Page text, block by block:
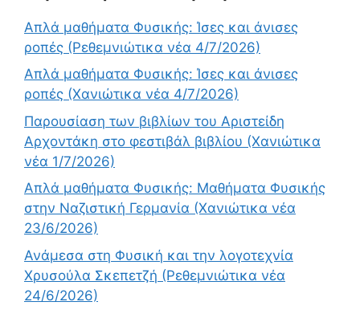
Απλά μαθήματα Φυσικής: Ίσες και άνισες
ροπές (Ρεθεμνιώτικα νέα 4/7/2026)
Απλά μαθήματα Φυσικής: Ίσες και άνισες
ροπές (Χανιώτικα νέα 4/7/2026)
Παρουσίαση των βιβλίων του Αριστείδη
Αρχοντάκη στο φεστιβάλ βιβλίου (Χανιώτικα
νέα 1/7/2026)
Απλά μαθήματα Φυσικής: Μαθήματα Φυσικής
στην Ναζιστική Γερμανία (Χανιώτικα νέα
23/6/2026)
Ανάμεσα στη Φυσική και την λογοτεχνία
Χρυσούλα Σκεπετζή (Ρεθεμνιώτικα νέα
24/6/2026)